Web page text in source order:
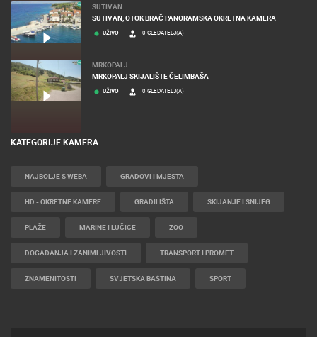
SUTIVAN
SUTIVAN, OTOK BRAČ PANORAMSKA OKRETNA KAMERA
UŽIVO 0 GLEDATELJ(A)
MRKOPALJ
MRKOPALJ SKIJALIŠTE ČELIMBAŠA
UŽIVO 0 GLEDATELJ(A)
KATEGORIJE KAMERA
NAJBOLJE S WEBA GRADOVI I MJESTA
HD - OKRETNE KAMERE GRADILIŠTA SKIJANJE I SNIJEG
PLAŽE MARINE I LUČICE ZOO
DOGAĐANJA I ZANIMLJIVOSTI TRANSPORT I PROMET
ZNAMENITOSTI SVJETSKA BAŠTINA SPORT